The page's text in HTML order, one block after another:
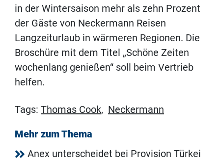
in der Wintersaison mehr als zehn Prozent
der Gäste von Neckermann Reisen
Langzeiturlaub in wärmeren Regionen. Die
Broschüre mit dem Titel „Schöne Zeiten
wochenlang genießen“ soll beim Vertrieb
helfen.
Tags: Thomas Cook, Neckermann
Mehr zum Thema
Anex unterscheidet bei Provision Türkei